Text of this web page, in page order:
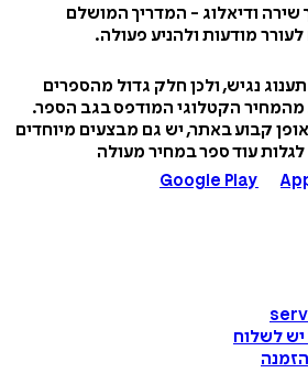
שירה ודיאלוג - המדריך המושלם
מודעות ולהניע פעולה.
נגיש, ולכן חלק גדול מהספרים
מהמחיר הקטלוגי המודפס בגב הספר.
קבוע באתר, יש גם מבצעים מיוחדים
לגלות עוד ספר במחיר מעולה
Google Play
יש לשלוח
הזמנה